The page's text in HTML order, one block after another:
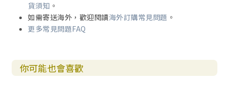
貨須知 。
如需寄送海外，歡迎閱讀海外訂購常見問題 。
更多常見問題FAQ
你可能也會喜歡